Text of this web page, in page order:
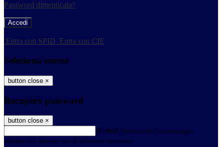
Password dimenticata?
-
Entra con SPID Entra con CIE
Seleziona utente
button close ×
Recupero password
button close ×
E-mail Verrà inviato un messaggio
all'indirizzo indicato con le istruzioni necessarie.